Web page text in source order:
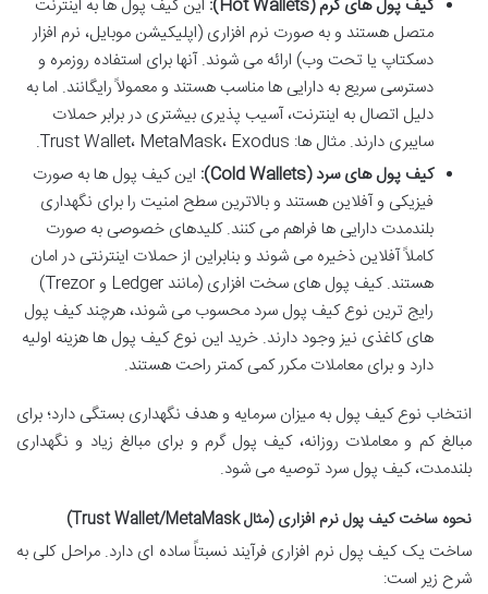
کیف پول های گرم (Hot Wallets):
این کیف پول ها به اینترنت
متصل هستند و به صورت نرم افزاری (اپلیکیشن موبایل، نرم افزار
دسکتاپ یا تحت وب) ارائه می شوند. آنها برای استفاده روزمره و
دسترسی سریع به دارایی ها مناسب هستند و معمولاً رایگانند. اما به
دلیل اتصال به اینترنت، آسیب پذیری بیشتری در برابر حملات
سایبری دارند. مثال ها: Trust Wallet، MetaMask، Exodus.
کیف پول های سرد (Cold Wallets):
این کیف پول ها به صورت
فیزیکی و آفلاین هستند و بالاترین سطح امنیت را برای نگهداری
بلندمدت دارایی ها فراهم می کنند. کلیدهای خصوصی به صورت
کاملاً آفلاین ذخیره می شوند و بنابراین از حملات اینترنتی در امان
هستند. کیف پول های سخت افزاری (مانند Ledger و Trezor)
رایج ترین نوع کیف پول سرد محسوب می شوند، هرچند کیف پول
های کاغذی نیز وجود دارند. خرید این نوع کیف پول ها هزینه اولیه
دارد و برای معاملات مکرر کمی کمتر راحت هستند.
انتخاب نوع کیف پول به میزان سرمایه و هدف نگهداری بستگی دارد؛ برای
مبالغ کم و معاملات روزانه، کیف پول گرم و برای مبالغ زیاد و نگهداری
بلندمدت، کیف پول سرد توصیه می شود.
نحوه ساخت کیف پول نرم افزاری (مثال Trust Wallet/MetaMask)
ساخت یک کیف پول نرم افزاری فرآیند نسبتاً ساده ای دارد. مراحل کلی به
شرح زیر است: